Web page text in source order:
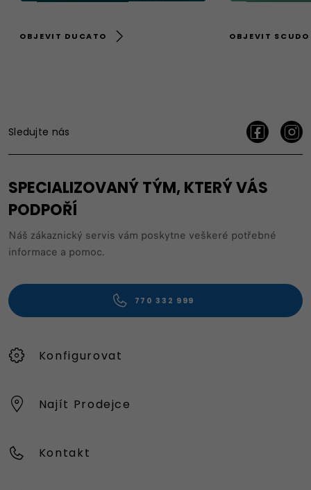
OBJEVIT DUCATO OBJEVIT SCUDO
Sledujte nás
SPECIALIZOVANÝ TÝM, KTERÝ VÁS
PODPOŘÍ
Náš zákaznický servis vám poskytne veškeré potřebné
informace a pomoc.
770 332 999
Konfigurovat
Najít Prodejce
Kontakt